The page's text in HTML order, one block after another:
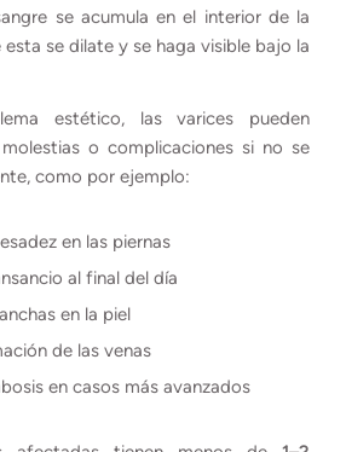
se acumula en el interior de la
se dilate y se haga visible bajo la
estético, las varices pueden
o complicaciones si no se
como por ejemplo:
en las piernas
al final del día
en la piel
de las venas
en casos más avanzados